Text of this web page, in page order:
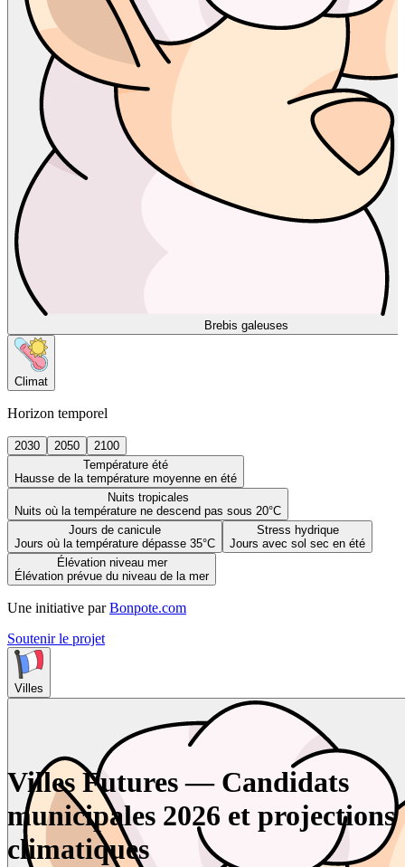
Brebis galeuses
Climat
Horizon temporel
2030 2050
2100
Température été
Hausse de la température moyenne en été
Nuits tropicales
Nuits où la température ne descend pas sous 20°C
Jours de canicule
Jours où la température dépasse 35°C
Stress hydrique
Jours avec sol sec en été
Élévation niveau mer
Élévation prévue du niveau de la mer
Une initiative par Bonpote.com
Soutenir le projet
Villes
Villes Futures — Candidats
municipales 2026 et projections
climatiques